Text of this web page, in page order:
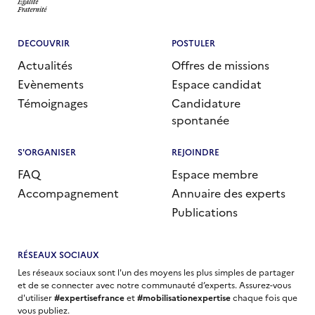
DECOUVRIR
Actualités
Evènements
Témoignages
POSTULER
Offres de missions
Espace candidat
Candidature
spontanée
S'ORGANISER
FAQ
Accompagnement
REJOINDRE
Espace membre
Annuaire des experts
Publications
RÉSEAUX SOCIAUX
Les réseaux sociaux sont l'un des moyens les plus simples de partager
et de se connecter avec notre communauté d’experts. Assurez-vous
d'utiliser#expertisefranceet#mobilisationexpertisechaque fois que
vous publiez.